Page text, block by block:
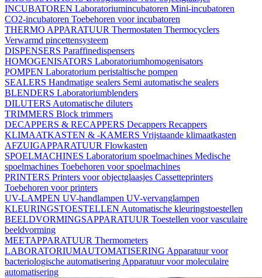
INCUBATOREN Laboratoriumincubatoren Mini-incubatoren
CO2-incubatoren Toebehoren voor incubatoren
THERMO APPARATUUR Thermostaten Thermocyclers
Verwarmd pincettensysteem
DISPENSERS Paraffinedispensers
HOMOGENISATORS Laboratoriumhomogenisators
POMPEN Laboratorium peristaltische pompen
SEALERS Handmatige sealers Semi automatische sealers
BLENDERS Laboratoriumblenders
DILUTERS Automatische diluters
TRIMMERS Block trimmers
DECAPPERS & RECAPPERS Decappers Recappers
KLIMAATKASTEN & -KAMERS Vrijstaande klimaatkasten
AFZUIGAPPARATUUR Flowkasten
SPOELMACHINES Laboratorium spoelmachines Medische
spoelmachines Toebehoren voor spoelmachines
PRINTERS Printers voor objectglaasjes Cassetteprinters
Toebehoren voor printers
UV-LAMPEN UV-handlampen UV-vervanglampen
KLEURINGSTOESTELLEN Automatische kleuringstoestellen
BEELDVORMINGSAPPARATUUR Toestellen voor vasculaire
beeldvorming
MEETAPPARATUUR Thermometers
LABORATORIUMAUTOMATISERING Apparatuur voor
bacteriologische automatisering Apparatuur voor moleculaire
automatisering